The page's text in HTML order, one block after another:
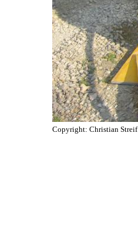
Copyright: Christian Streif